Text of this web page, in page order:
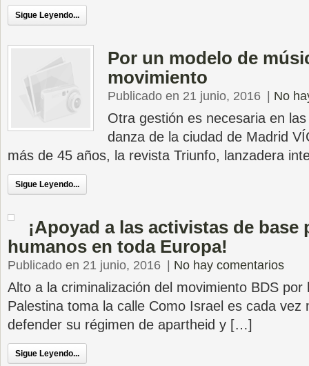
Sigue Leyendo...
Por un modelo de
movimiento
Publicado en 21 junio, 2016 No
Otra gestión es necesaria en
danza de la ciudad de Madrid
más de 45 años, la revista Triunfo, lanzadera
Sigue Leyendo...
¡Apoyad a las activistas de
humanos en toda Europa!
Publicado en 21 junio, 2016 No hay comentarios
Alto a la criminalización del movimiento BDS por
Palestina toma la calle Como Israel es cada vez
defender su régimen de apartheid y […]
Sigue Leyendo...